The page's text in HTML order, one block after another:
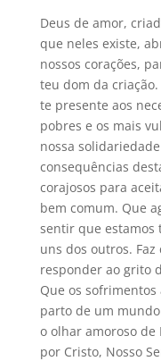
Deus de amor,
que neles existe,
nossos corações,
teu dom da
te presente aos
pobres e os mais
nossa
consequências
corajosos para
bem comum. Que
sentir que estamos
uns dos outros.
responder ao grito
Que os
parto de um
o olhar amoroso
por Cristo, Nosso